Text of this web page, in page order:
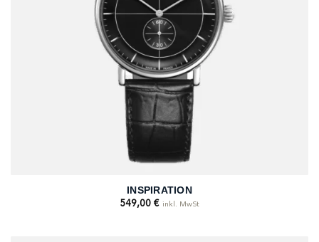
INSPIRATION
549,00 € inkl. MwSt